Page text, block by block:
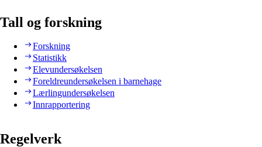
Tall og forskning
Forskning
Statistikk
Elevundersøkelsen
Foreldreundersøkelsen i barnehage
Lærlingundersøkelsen
Innrapportering
Regelverk